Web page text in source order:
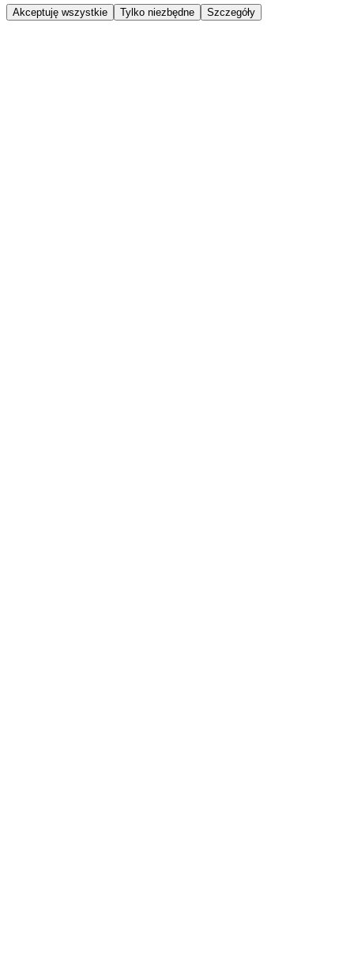
Akceptuję wszystkie Tylko niezbędne Szczegóły